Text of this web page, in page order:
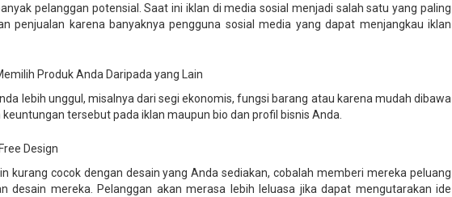
pelanggan potensial. Saat ini iklan di media sosial menjadi salah satu yang paling
penjualan karena banyaknya pengguna sosial media yang dapat menjangkau iklan
Produk Anda Daripada yang Lain
lebih unggul, misalnya dari segi ekonomis, fungsi barang atau karena mudah dibawa
tersebut pada iklan maupun bio dan profil bisnis Anda.
Design
kurang cocok dengan desain yang Anda sediakan, cobalah memberi mereka peluang
desain mereka. Pelanggan akan merasa lebih leluasa jika dapat mengutarakan ide